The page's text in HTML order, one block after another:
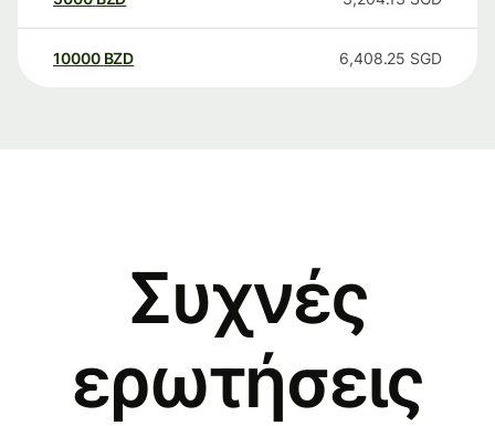
10000 BZD 6,408.25 SGD
Συχνές
ερωτήσεις